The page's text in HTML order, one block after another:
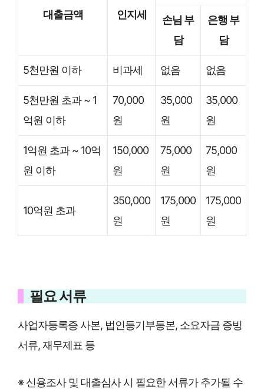
대출금액 인지세
손님 부
담
은행 부
담
5천만원 이하 비과세 없음 없음
5천만원 초과 ~ 1
억원 이하
70,000
원
35,000
원
35,000
원
1억원 초과 ~ 10억
원 이하
150,000
원
75,000
원
75,000
원
10억원 초과
350,000
원
175,000
원
175,000
원
필요 서류
사업자등록증 사본, 법인등기부등본, 소요자금 증빙
서류, 재무제표 등
※ 신용조사 및 대출심사 시 필요한 서류가 추가될 수